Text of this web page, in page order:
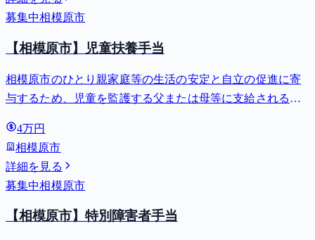
募集中相模原市
【相模原市】児童扶養手当
相模原市のひとり親家庭等の生活の安定と自立の促進に寄
与するため、児童を監護する父または母等に支給される手
4万円
相模原市
詳細を見る
募集中相模原市
【相模原市】特別障害者手当